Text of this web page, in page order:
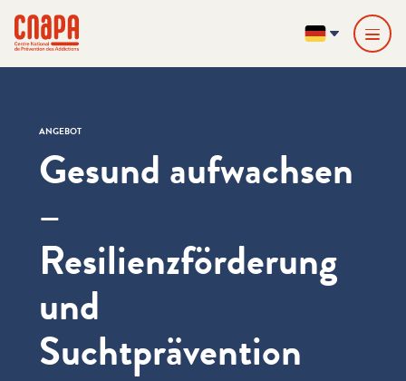
cnapa
DE
ANGEBOT
Gesund aufwachsen
–
Resilienzförderung
und
Suchtprävention